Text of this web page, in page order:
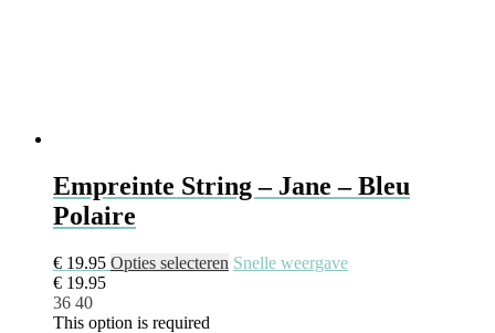
Empreinte String – Jane – Bleu
Polaire
€ 19.95 Opties selecteren Snelle weergave
€ 19.95
36 40
This option is required